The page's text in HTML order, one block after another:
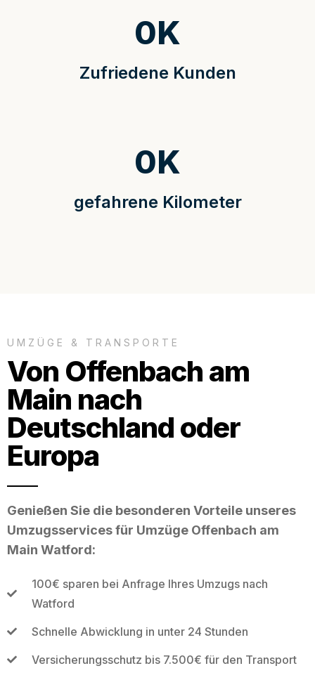
Zufriedene Kunden
0K
gefahrene Kilometer
0K
UMZÜGE & TRANSPORTE
Von Offenbach am
Main nach
Deutschland oder
Europa
Genießen Sie die besonderen Vorteile unseres
Umzugsservices für Umzüge Offenbach am
Main Watford:
100€ sparen bei Anfrage Ihres Umzugs nach
Watford
Schnelle Abwicklung in unter 24 Stunden
Versicherungsschutz bis 7.500€ für den Transport